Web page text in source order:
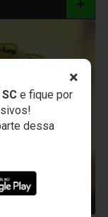
×
e fique por
dessa